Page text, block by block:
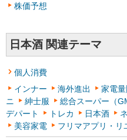
株価予想
日本酒 関連テーマ
個人消費
インナー
海外進出 家電
ニ
紳士服 総合スーパー（
デパート
トレカ 日本酒
美容家電
フリマアプリ・リ